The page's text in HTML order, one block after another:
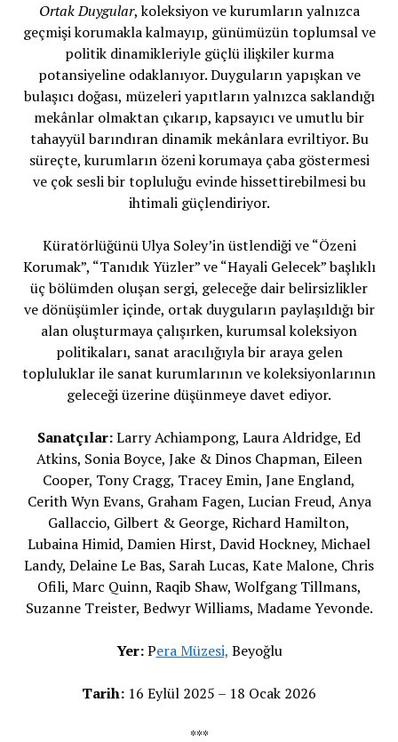
Ortak Duygular, koleksiyon ve kurumların yalnızca
geçmişi korumakla kalmayıp, günümüzün toplumsal ve
politik dinamikleriyle güçlü ilişkiler kurma
potansiyeline odaklanıyor. Duyguların yapışkan ve
bulaşıcı doğası, müzeleri yapıtların yalnızca saklandığı
mekânlar olmaktan çıkarıp, kapsayıcı ve umutlu bir
tahayyül barındıran dinamik mekânlara evriltiyor. Bu
süreçte, kurumların özeni korumaya çaba göstermesi
ve çok sesli bir topluluğu evinde hissettirebilmesi bu
ihtimali güçlendiriyor.
Küratörlüğünü Ulya Soley’in üstlendiği ve “Özeni
Korumak”, “Tanıdık Yüzler” ve “Hayali Gelecek” başlıklı
üç bölümden oluşan sergi, geleceğe dair belirsizlikler
ve dönüşümler içinde, ortak duyguların paylaşıldığı bir
alan oluşturmaya çalışırken, kurumsal koleksiyon
politikaları, sanat aracılığıyla bir araya gelen
topluluklar ile sanat kurumlarının ve koleksiyonlarının
geleceği üzerine düşünmeye davet ediyor.
Sanatçılar:Larry Achiampong, Laura Aldridge, Ed
Atkins, Sonia Boyce, Jake & Dinos Chapman, Eileen
Cooper, Tony Cragg, Tracey Emin, Jane England,
Cerith Wyn Evans, Graham Fagen, Lucian Freud, Anya
Gallaccio, Gilbert & George, Richard Hamilton,
Lubaina Himid, Damien Hirst, David Hockney, Michael
Landy, Delaine Le Bas, Sarah Lucas, Kate Malone, Chris
Ofili, Marc Quinn, Raqib Shaw, Wolfgang Tillmans,
Suzanne Treister, Bedwyr Williams, Madame Yevonde.
Yer:Pera Müzesi, Beyoğlu
Tarih: 16 Eylül 2025 – 18 Ocak 2026
***